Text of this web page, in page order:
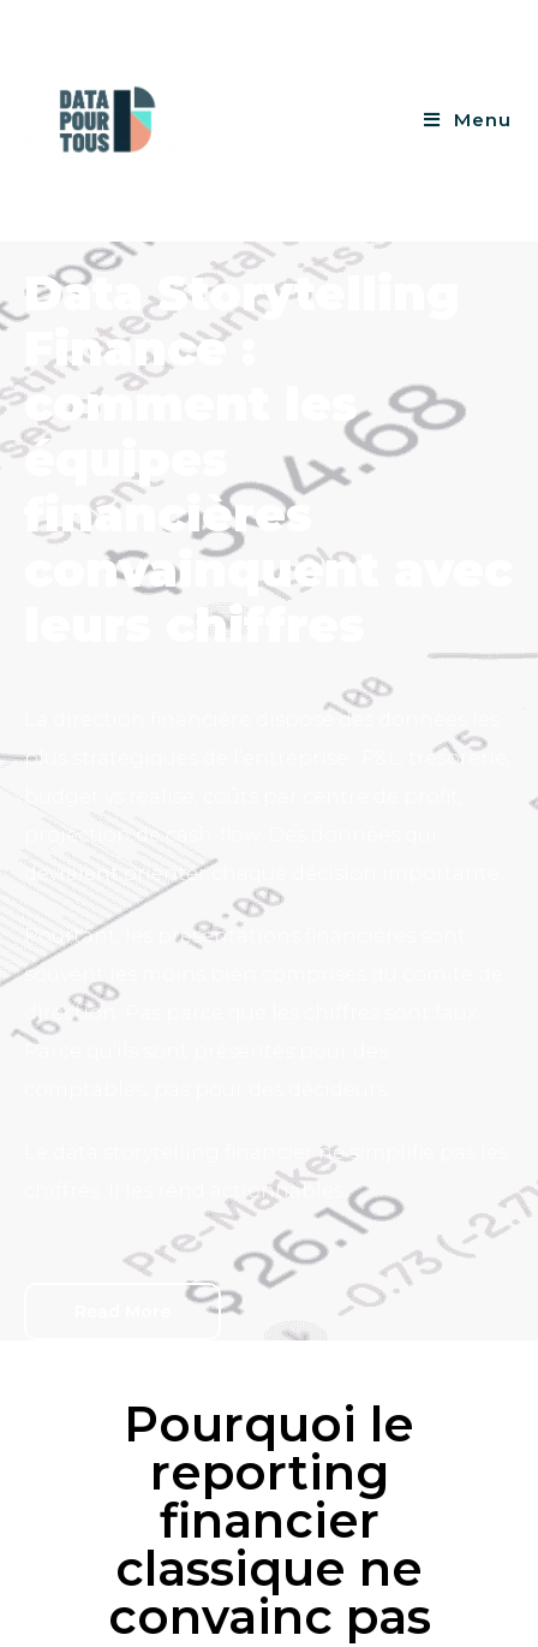
Menu
Data Storytelling
Finance :
comment les
équipes
financières
convainquent avec
leurs chiffres
La direction financière dispose des données les
plus stratégiques de l’entreprise : P&L, trésorerie,
projection de cash-flow. Des données qui
devraient orienter chaque décision importante.
Pourtant, les présentations financières sont
souvent les moins bien comprises du comité de
direction. Pas parce que les chiffres sont faux.
Parce qu’ils sont présentés pour des
Le data storytelling financier ne simplifie pas les
chiffres. Il les rend actionnables.
Pourquoi le
reporting
financier
classique ne
convainc pas